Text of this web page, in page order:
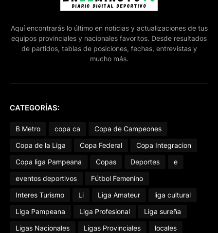
Aquí encontrarás lo último en noticias y actualizaciones de tus
equipos provinciales y nacionales favoritos. Desde resultados
de partidos, tablas de posiciones, fechas, entrevistas y
mucho más.
CATEGORÍAS:
B Metro copa ca
Copa de Campeones
Copa de la Liga
Copa Federal
Copa Integracion
Copa liga Pampeana
Copas Deportes
e
eventos deportivos
Fútbol Femenino
Interes Turismo
Li Liga Amateur
liga cultural
Liga Pampeana
Liga Profesional
Liga sureña
Ligas Nacionales
Ligas Provinciales
locales